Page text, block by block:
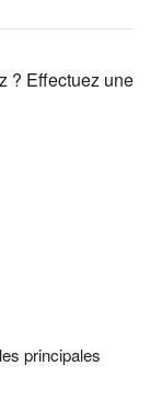
? Effectuez une
principales